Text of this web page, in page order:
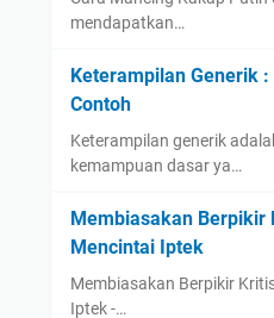
mendapatkan…
Keterampilan Generik
Contoh
Keterampilan generik
kemampuan dasar ya…
Membiasakan Berpikir
Mencintai Iptek
Membiasakan Berpikir
Iptek -…